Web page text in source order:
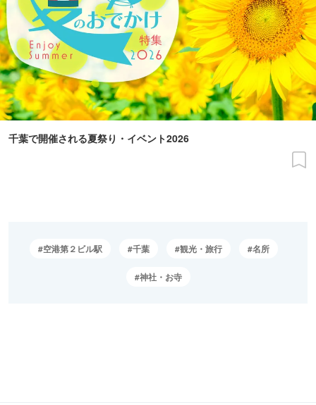
千葉で開催される夏祭り・イベント2026
空港第２ビル駅 千葉 観光・旅行 名所
神社・お寺